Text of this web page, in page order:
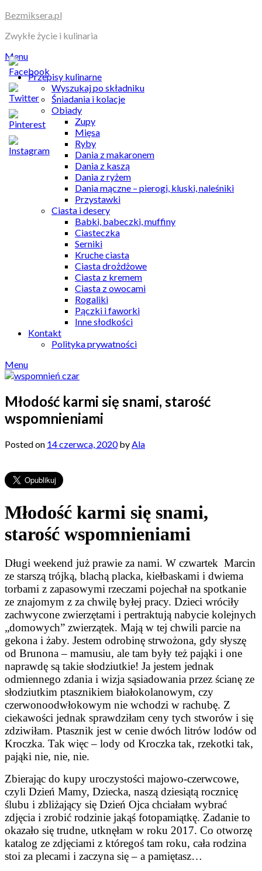
Skip
content
Bezmiksera.pl
Zwykłe życie i kulinaria
Menu
Przepisy kulinarne
Wyszukaj po składniku
Śniadania i kolacje
Obiady
Zupy
Mięsa
Ryby
Dania z makaronem
Dania z kaszą
Dania z ryżem
Dania mączne – pierogi, kluski, naleśniki
Przystawki
Ciasta i desery
Babki, babeczki, muffiny
Ciasteczka
Serniki
Kruche ciasta
Ciasta drożdżowe
Ciasta z kremem
Ciasta z owocami
Rogaliki
Pączki i faworki
Inne słodkości
Kontakt
Polityka prywatności
Menu
Młodość karmi się snami, starość
wspomnieniami
Posted on 14 czerwca, 2020byAla
Młodość karmi się snami,
starość wspomnieniami
Długi weekend już prawie za nami. W czwartek Marcin
ze starszą trójką, blachą placka, kiełbaskami i dwiema
torbami z zapasowymi rzeczami pojechał na spotkanie
ze znajomym z za chwilę byłej pracy. Dzieci wróciły
zachwycone zwierzętami i pertraktują nabycie kolejnych
„domowych” zwierzątek. Mają w tej chwili parcie na
gekona i żaby. Jestem odrobinę strwożona, gdy słyszę
od Brunona – mamusiu, ale tam były też pająki i one
naprawdę są takie słodziutkie! Ja jestem jednak
odmiennego zdania i wizja sąsiadowania przez ścianę ze
słodziutkim ptasznikiem białokolanowym, czy
czerwonoodwłokowym nie wchodzi w rachubę. Z
ciekawości jednak sprawdziłam ceny tych stworów i się
zdziwiłam. Ptasznik jest w cenie dwóch litrów lodów od
Kroczka. Tak więc – lody od Kroczka tak, rzekotki tak,
pająki nie, nie, nie.
Zbierając do kupy uroczystości majowo-czerwcowe,
czyli Dzień Mamy, Dziecka, naszą dziesiątą rocznicę
ślubu i zbliżający się Dzień Ojca chciałam wybrać
zdjęcia i zrobić rodzinie jakąś fotopamiątkę. Zadanie to
okazało się trudne, utknęłam w roku 2017. Co otworzę
katalog ze zdjęciami z któregoś tam roku, cała rodzina
stoi za plecami i zaczyna się – a pamiętasz…